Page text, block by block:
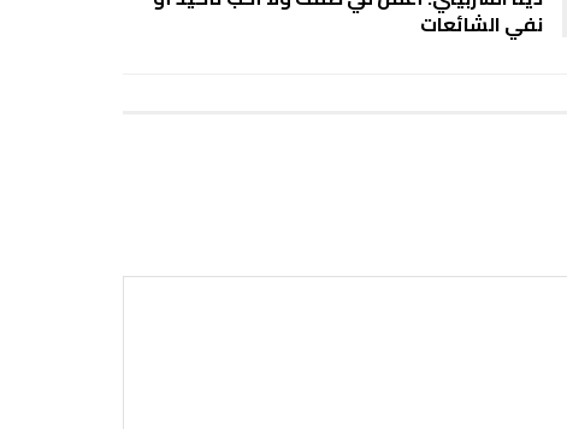
نفي الشائعات